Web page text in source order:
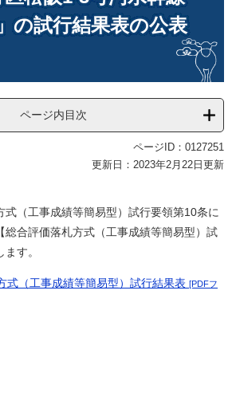
の試行結果表の公表
ページ内目次
ページID：0127251
更新日：2023年2月22日更新
（工事成績等簡易型）試行要領第10条に
総合評価落札方式（工事成績等簡易型）試
す。
式（工事成績等簡易型）試行結果表 [PDFフ